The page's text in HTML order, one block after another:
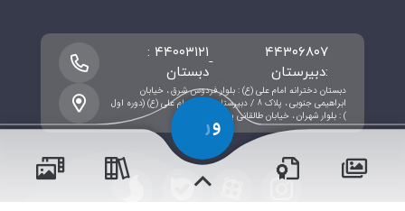
دبستان دخترانه امام علی (ع) : بلوار فردوس شرق ، خیابان
ابراهیمی جنوبی ، پلاک ۸ / دبیرستان سیره امام علی (ع) (دوره اول
) : بلوار شهران ، خیابان طالقانی پلاک 8
۴۴۳۰۶۸۰۷
:دبیرستان
-
۴۴۰۰۳۱۲۱ :
دبستان